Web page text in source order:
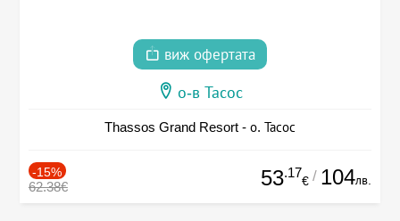
виж офертата
о-в Тасос
Thassos Grand Resort - о. Тасос
-15%
62.38€ 53.17
€ / 104лв.